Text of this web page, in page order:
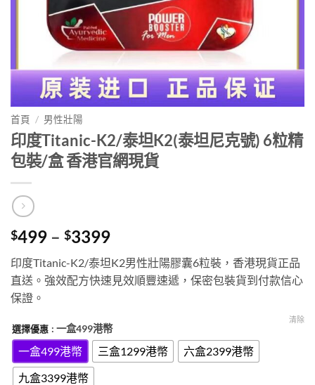
首頁 / 男性壯陽
印度Titanic-K2/泰坦K2(泰坦尼克號) 6粒精
包裝/盒 香港官網現貨
$499 – $3399Price
range:
$499
through
印度Titanic-K2/泰坦K2男性壯陽膠囊6粒裝，香港現貨正品
直送。強效配方快速見效順豐速遞，保密包裝貨到付款信心
保證。
選擇優惠 : 一盒499港幣
一盒499港幣 三盒1299港幣
六盒2399港幣
九盒3399港幣
清除